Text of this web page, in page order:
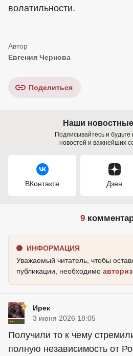
волатильности.
Евгения Чернова
Поделиться
Наши
Подписывайтесь и будьте
новостей и важнейших
ВКонтакте Дзен
9
ИНФОРМАЦИЯ
Уважаемый читатель, чтобы
публикации, необходимо
Ирек
3 июня 2026 18:05
Получили то к чему
полную независимость от